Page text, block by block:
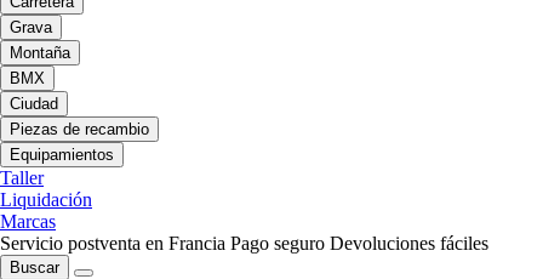
Grava
Montaña
BMX
Ciudad
Piezas de recambio
Equipamientos
Taller
Liquidación
Marcas
Servicio postventa en Francia Pago seguro Devoluciones fáciles
Buscar